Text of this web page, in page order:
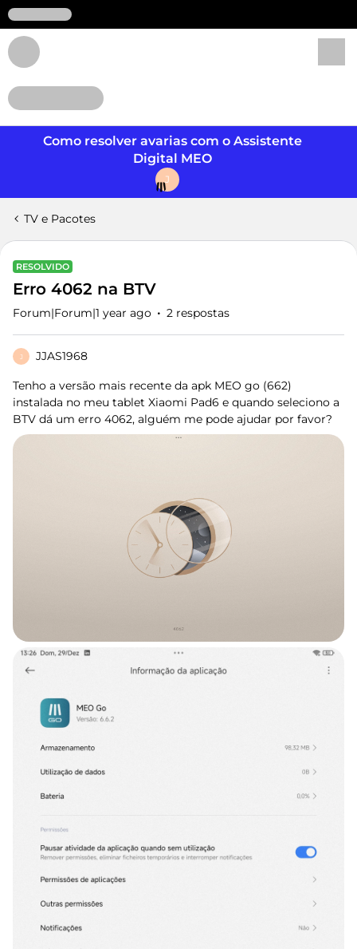
Como resolver avarias com o Assistente
Digital MEO
J
TV e Pacotes
RESOLVIDO
Erro 4062 na BTV
Forum|Forum|1 year ago 2 respostas
J JJAS1968
Tenho a versão mais recente da apk MEO go (662)
instalada no meu tablet Xiaomi Pad6 e quando seleciono a
BTV dá um erro 4062, alguém me pode ajudar por favor?